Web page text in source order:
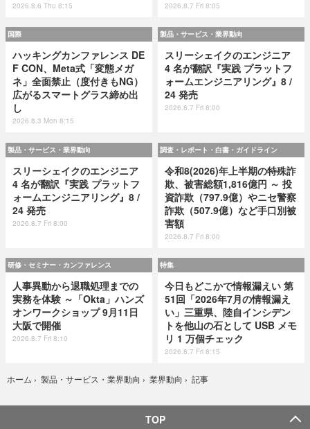
2026.8.6 Thu 8:15 2026.8.7 Fri 8:05
国際
ハッキングカンファレンス DE
F CON、Meta式「変態メガ
ネ」全面禁止（度付きもNG）
広がるスマートグラス締め出
し
2026.8.3 Mon 8:15
製品・サービス・業界動向
スリーシェイクのエンジニア
4 名が翻訳『実践 プラットフ
ォームエンジニアリング』8 /
24 発売
2026.8.7 Fri 8:00
製品・サービス・業界動向
スリーシェイクのエンジニア
4 名が翻訳『実践 プラットフ
ォームエンジニアリング』8 /
24 発売
2026.8.7 Fri 8:00
調査・レポート・白書・ガイドライン
令和8(2026)年上半期の特殊詐
欺、被害総額1,816億円 ～ 投
資詐欺（797.9億）やニセ警察
詐欺（507.9億）など手口別被
害額
2026.8.7 Fri 8:00
研修・セミナー・カンファレンス
人事異動から退職処理までの
実務を体験 ～「Okta」ハンズ
オンワークショップ 9月11日
大阪で開催
2026.8.7 Fri 8:10
特集
今日もどこかで情報漏えい 第
51回「2026年7月の情報漏え
い」三重県、陸自インシデン
トを他山の石として USB メモ
リ 1 万個チェック
2026.8.7 Fri 8:15
ホーム › 製品・サービス・業界動向 › 業界動向 › 記事
TOP